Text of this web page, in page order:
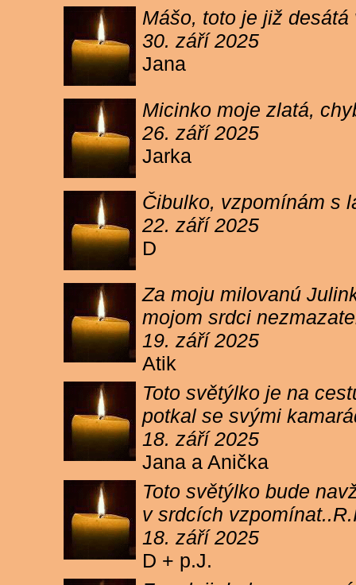
Mášo, toto je již
30. září 2025
Jana
Micinko moje zlatá,
26. září 2025
Jarka
Čibulko, vzpomínám s
22. září 2025
D
Za moju milovanú
mojom srdci
19. září 2025
Atik
Toto světýlko je na
potkal se svými
18. září 2025
Jana a Anička
Toto světýlko bude
v srdcích
18. září 2025
D + p.J.